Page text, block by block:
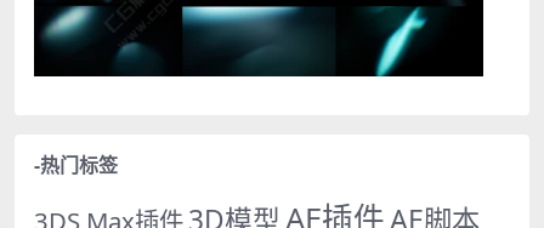
-热门标签
3DS Max插件3D模型AE插件AE脚本